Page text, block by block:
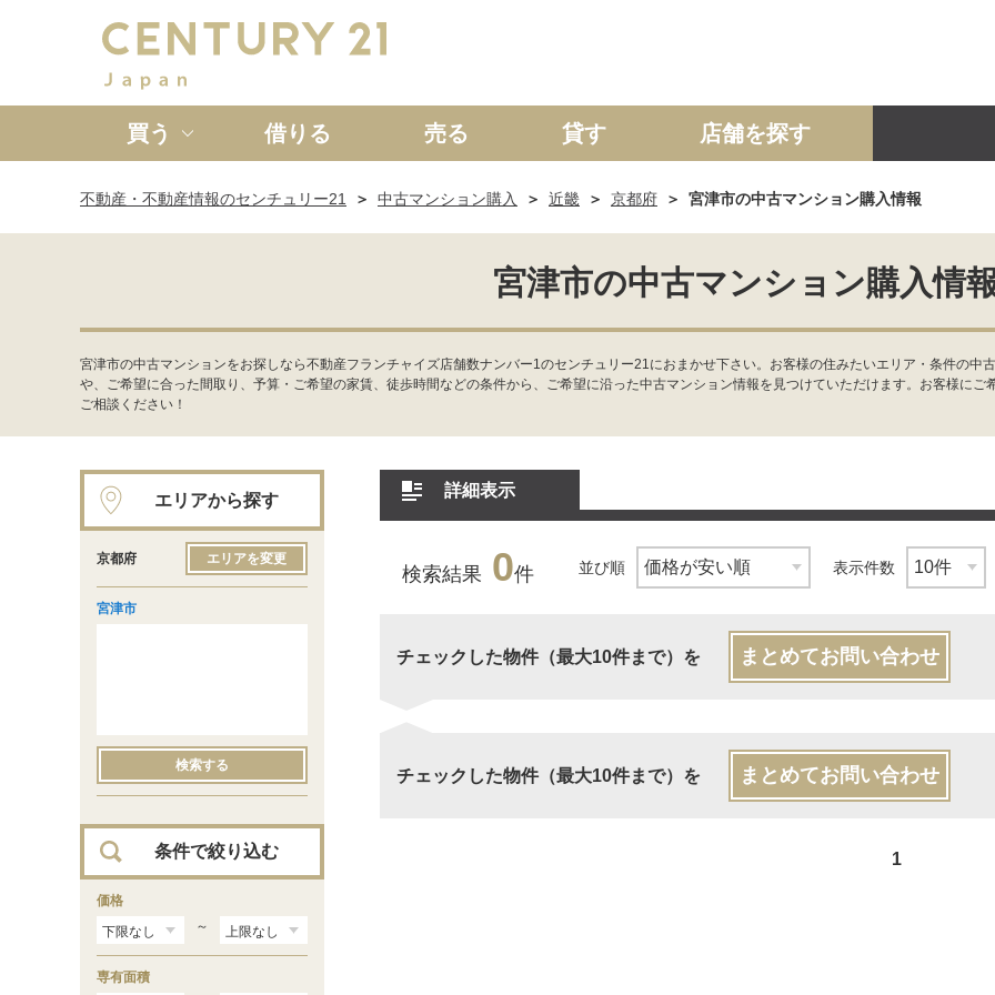
買う
新築一戸建て 中古一戸建て マンション 土地 事業投資用
借りる 売る 貸す 店舗を探す
不動産・不動産情報のセンチュリー21 中古マンション購入 近畿 京都府 宮津市の中古マンション購入情報
宮津市の中古マンション購入情
宮津市の中古マンションをお探しなら不動産フランチャイズ店舗数ナンバー1のセンチュリー21におまかせ下さい。お客様の住みたいエリア・条件の中
や、ご希望に合った間取り、予算・ご希望の家賃、徒歩時間などの条件から、ご希望に沿った中古マンション情報を見つけていただけます。お客様に
ご相談ください！
詳細表示
検索結果 0件 並び順 表示件数
チェックした物件（最大10件まで）を まとめてお問い合わせ
チェックした物件（最大10件まで）を まとめてお問い合わせ
1
エリアから探す
京都府 エリアを変更
宮津市
検索する
条件で絞り込む
価格
～
専有面積